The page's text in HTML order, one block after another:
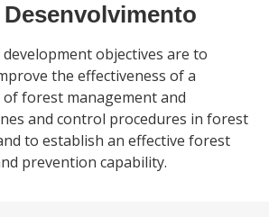
objectives are to
the effectiveness of a
forest management and
and control procedures in forest
to establish an effective forest
prevention capability.